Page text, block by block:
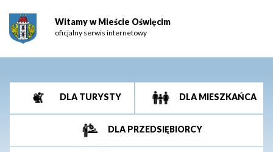
Witamy w Mieście Oświęcim
oficjalny serwis internetowy
DLA TURYSTY DLA MIESZKAŃCA
DLA PRZEDSIĘBIORCY